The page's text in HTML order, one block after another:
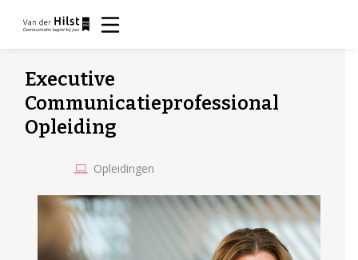
Executive
Communicatieprofessional
Opleiding
Opleidingen